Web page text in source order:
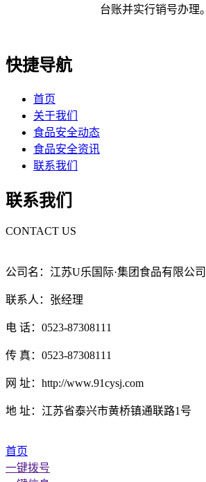
台账并实行销号办理。
快捷导航
首页
关于我们
食品安全动态
食品安全资讯
联系我们
联系我们
CONTACT US
公司名：江苏U乐国际·集团食品有限公司
联系人：张经理
电 话：0523-87308111
传 真：0523-87308111
网 址：http://www.91cysj.com
地 址：江苏省泰兴市黄桥镇通联路1号
首页
一键拨号